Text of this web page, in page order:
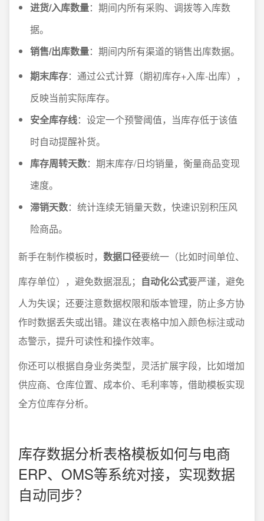
进货/入库数量：期间内所有采购、调拨等入库数
据。
销售/出库数量：期间内所有渠道的销售出库数据。
期末库存：通过公式计算（期初库存+入库-出库），
反映当前实际库存。
安全库存线：设定一个预警阈值，当库存低于该值
时自动提醒补货。
库存周转天数：期末库存/日均销量，衡量商品变现
速度。
滞销天数：统计连续无销量天数，快速识别积压风
险商品。
新手在制作模板时， 数据口径要统一（比如时间单位、
库存单位），避免数据混乱； 自动化公式要严谨，避免
人为失误；还要注意数据权限和版本管理，防止多方协
作时数据丢失或出错。建议在表格中加入颜色标注或动
态警示，提升可读性和操作效率。
你还可以根据自身业务类型，灵活扩展字段，比如增加
供应商、仓库位置、成本价、毛利率等，借助模板实现
全方位库存分析。
库存数据分析表格模板如何与电商
ERP、OMS等系统对接，实现数据
自动同步？